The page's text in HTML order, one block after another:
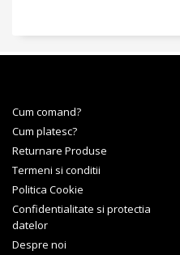
Cum comand?
Cum platesc?
Returnare Produse
Termeni si conditii
Politica Cookie
Confidentialitate si protectia
datelor
Despre noi